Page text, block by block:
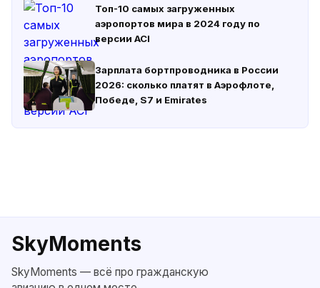
Топ-10 самых загруженных
аэропортов мира в 2024 году по
версии ACI
Зарплата бортпроводника в России
2026: сколько платят в Аэрофлоте,
Победе, S7 и Emirates
SkyMoments
SkyMoments — всё про гражданскую